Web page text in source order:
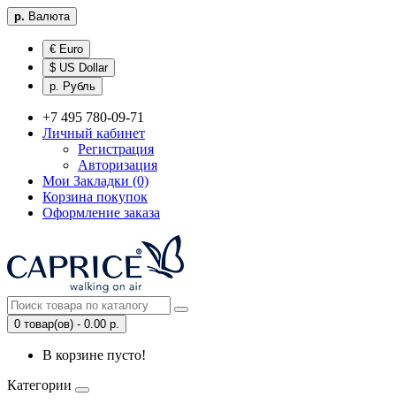
р. Валюта
€ Euro
$ US Dollar
р. Рубль
+7 495 780-09-71
Личный кабинет
Регистрация
Авторизация
Мои Закладки (0)
Корзина покупок
Оформление заказа
0 товар(ов) - 0.00 р.
В корзине пусто!
Категории